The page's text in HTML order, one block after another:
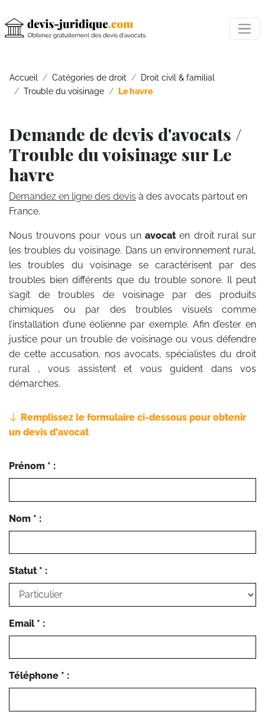
Accueil Catégories de droit
Droit civil & familial
Trouble du voisinage
Le havre
Demande de devis d'avocats /
Trouble du voisinage sur Le
havre
Demandez en ligne des devis à des avocats partout en
France.
Nous trouvons pour vous unavocaten droit rural sur
les troubles du voisinage. Dans un environnement rural,
les troubles du voisinage se caractérisent par des
troubles bien différents que du trouble sonore. Il peut
s’agit de troubles de voisinage par des produits
chimiques ou par des troubles visuels comme
l’installation d’une éolienne par exemple. Afin d’ester en
justice pour un trouble de voisinage ou vous défendre
de cette accusation, nos avocats, spécialistes du droit
rural , vous assistent et vous guident dans vos
démarches.
Remplissez le formulaire ci-dessous pour obtenir
un devis d'avocat
Prénom * :
Nom * :
Statut * :
Email * :
Téléphone * :